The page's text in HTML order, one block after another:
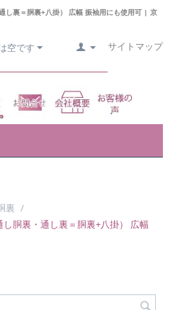
し裏＝胴裏+八掛） 広幅 振袖用にも使用可 | 京
サイトマップ
空です
裏 /
胴裏・通し裏＝胴裏+八掛） 広幅